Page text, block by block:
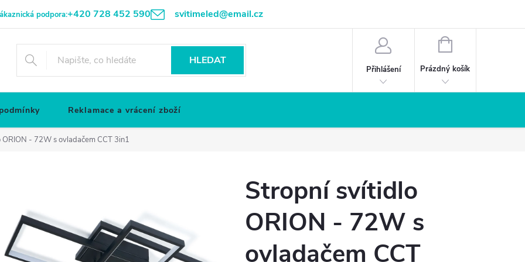
podpora:+420 728 452 590 svitimeled@email.cz
HLEDAT
Přihlášení
NÁKUPNÍ
Prázdný košík
Reklamace a vrácení zboží
- 72W s ovladačem CCT 3in1
Stropní svítidlo
ORION - 72W s
ovladačem CCT